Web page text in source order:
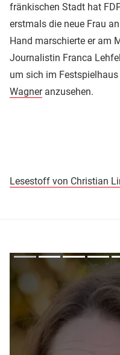
fränkischen Stadt hat
erstmals die neue Frau
Hand marschierte er am
Journalistin Franca
um sich im
Wagneranzusehen.
Lesestoff von Christian